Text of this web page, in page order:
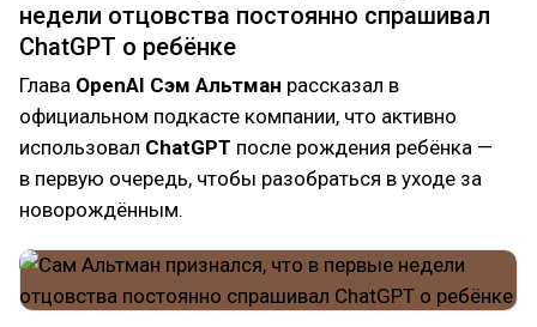
недели отцовства постоянно спрашивал
ChatGPT о ребёнке
Глава OpenAI Сэм Альтман рассказал в
официальном подкасте компании, что активно
использовал ChatGPT после рождения ребёнка —
в первую очередь, чтобы разобраться в уходе за
новорождённым.